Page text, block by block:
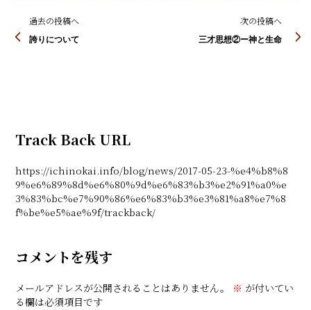
過去の投稿へ
誇りについて
次の投稿へ
三才思想②ー神と生命
Track Back URL
https://ichinokai.info/blog/news/2017-05-23-%e4%b8%8
9%e6%89%8d%e6%80%9d%e6%83%b3%e2%91%a0%e
3%83%bc%e7%90%86%e6%83%b3%e3%81%a8%e7%8
f%be%e5%ae%9f/trackback/
コメントを残す
メールアドレスが公開されることはありません。 ※ が付いてい
る欄は必須項目です